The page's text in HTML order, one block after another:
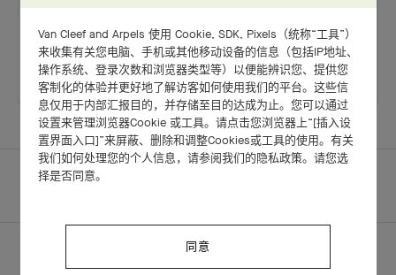
免费入场
请点击此处预先登记展览导赏
请点击此处了解更多展览详情
Van Cleef and Arpels 使用 Cookie, SDK, Pixels（统称“工具”）
来收集有关您电脑、手机或其他移动设备的信息（包括IP地址、
操作系统、登录次数和浏览器类型等）以便能辨识您、提供您
客制化的体验并更好地了解访客如何使用我们的平台。这些信
息仅用于内部汇报目的，并存储至目的达成为止。您可以通过
设置来管理浏览器Cookie 或工具。请点击您浏览器上“[插入设
置界面入口]”来屏蔽、删除和调整Cookies或工具的使用。有关
我们如何处理您的个人信息，请参阅我们的隐私政策。请您选
择是否同意。
同意